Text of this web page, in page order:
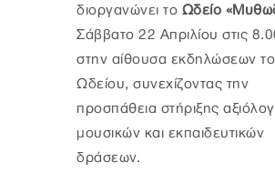
διοργανώνει το Ωδείο
Σάββατο 22 Απριλίου στις
στην αίθουσα εκδηλώσεων
Ωδείου, συνεχίζοντας την
προσπάθεια στήριξης
μουσικών και εκπαιδευτικών
δράσεων.